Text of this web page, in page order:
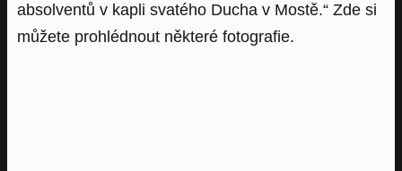
absolventů v kapli svatého Ducha v Mostě.“ Zde si
můžete prohlédnout některé fotografie.